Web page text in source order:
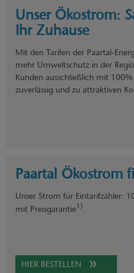
Unser Ökostrom:
Ihr Zuhause
Mit den Tarifen der Paartal-
mehr Umweltschutz in der
Kunden ausschließlich mit
zuverlässig und zu attraktiven
Paartal Ökostrom
Unser Strom für Eintarifzähler:
mit Preisgarantie1).
HIER BESTELLEN